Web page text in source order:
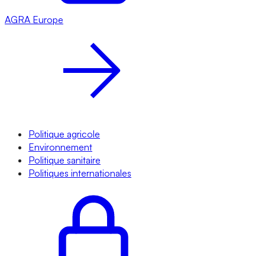
AGRA Europe
Politique agricole
Environnement
Politique sanitaire
Politiques internationales